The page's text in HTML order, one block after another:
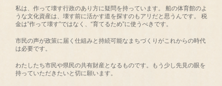
私は、作って壊す行政のあり方に疑問を持っています。 船の体育館のよ
うな文化資産は、壊す前に活かす道を探すのもアリだと思うんです。 税
金は”作って壊す”ではなく、“育てるため”に使うべきです。
市民の声が政策に届く仕組みと持続可能なまちづくりがこれからの時代
は必要です。
わたしたち市民や県民の共有財産となるものです。もう少し先見の眼を
持っていただきたいと切に願います。